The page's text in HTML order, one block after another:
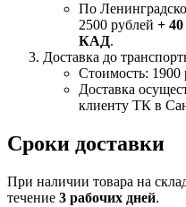
По
2500 рублей +
КАД.
Доставка до
Стоимость: 1900
Доставка
клиенту ТК в
Сроки доставки
При наличии товара на
течение 3 рабочих дней.